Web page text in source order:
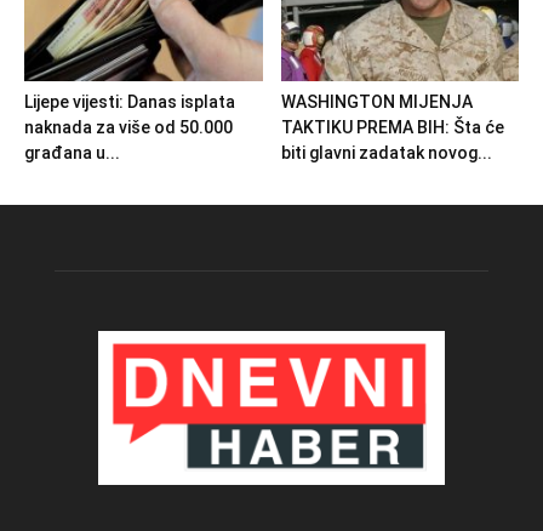
Lijepe vijesti: Danas isplata
naknada za više od 50.000
građana u...
WASHINGTON MIJENJA
TAKTIKU PREMA BIH: Šta će
biti glavni zadatak novog...